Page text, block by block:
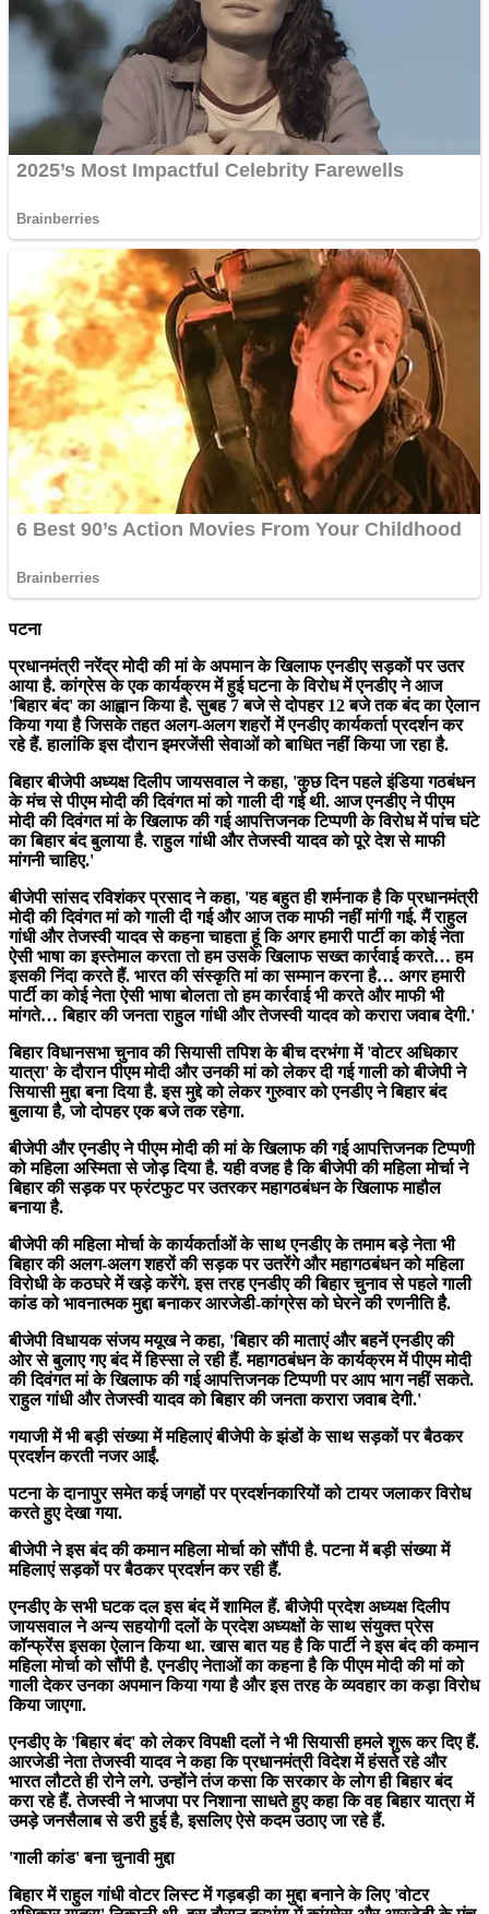
पटना
प्रधानमंत्री नरेंद्र मोदी की मां के अपमान के खिलाफ एनडीए सड़कों पर उतर
आया है. कांग्रेस के एक कार्यक्रम में हुई घटना के विरोध में एनडीए ने आज
'बिहार बंद' का आह्वान किया है. सुबह 7 बजे से दोपहर 12 बजे तक बंद का ऐलान
किया गया है जिसके तहत अलग-अलग शहरों में एनडीए कार्यकर्ता प्रदर्शन कर
रहे हैं. हालांकि इस दौरान इमरजेंसी सेवाओं को बाधित नहीं किया जा रहा है.
बिहार बीजेपी अध्यक्ष दिलीप जायसवाल ने कहा, 'कुछ दिन पहले इंडिया गठबंधन
के मंच से पीएम मोदी की दिवंगत मां को गाली दी गई थी. आज एनडीए ने पीएम
मोदी की दिवंगत मां के खिलाफ की गई आपत्तिजनक टिप्पणी के विरोध में पांच घंटे
का बिहार बंद बुलाया है. राहुल गांधी और तेजस्वी यादव को पूरे देश से माफी
मांगनी चाहिए.'
बीजेपी सांसद रविशंकर प्रसाद ने कहा, 'यह बहुत ही शर्मनाक है कि प्रधानमंत्री
मोदी की दिवंगत मां को गाली दी गई और आज तक माफी नहीं मांगी गई. मैं राहुल
गांधी और तेजस्वी यादव से कहना चाहता हूं कि अगर हमारी पार्टी का कोई नेता
ऐसी भाषा का इस्तेमाल करता तो हम उसके खिलाफ सख्त कार्रवाई करते… हम
इसकी निंदा करते हैं. भारत की संस्कृति मां का सम्मान करना है… अगर हमारी
पार्टी का कोई नेता ऐसी भाषा बोलता तो हम कार्रवाई भी करते और माफी भी
मांगते… बिहार की जनता राहुल गांधी और तेजस्वी यादव को करारा जवाब देगी.'
बिहार विधानसभा चुनाव की सियासी तपिश के बीच दरभंगा में 'वोटर अधिकार
यात्रा' के दौरान पीएम मोदी और उनकी मां को लेकर दी गई गाली को बीजेपी ने
सियासी मुद्दा बना दिया है. इस मुद्दे को लेकर गुरुवार को एनडीए ने बिहार बंद
बुलाया है, जो दोपहर एक बजे तक रहेगा.
बीजेपी और एनडीए ने पीएम मोदी की मां के खिलाफ की गई आपत्तिजनक टिप्पणी
को महिला अस्मिता से जोड़ दिया है. यही वजह है कि बीजेपी की महिला मोर्चा ने
बिहार की सड़क पर फ्रंटफुट पर उतरकर महागठबंधन के खिलाफ माहौल
बनाया है.
बीजेपी की महिला मोर्चा के कार्यकर्ताओं के साथ एनडीए के तमाम बड़े नेता भी
बिहार की अलग-अलग शहरों की सड़क पर उतरेंगे और महागठबंधन को महिला
विरोधी के कठघरे में खड़े करेंगे. इस तरह एनडीए की बिहार चुनाव से पहले गाली
कांड को भावनात्मक मुद्दा बनाकर आरजेडी-कांग्रेस को घेरने की रणनीति है.
बीजेपी विधायक संजय मयूख ने कहा, 'बिहार की माताएं और बहनें एनडीए की
ओर से बुलाए गए बंद में हिस्सा ले रही हैं. महागठबंधन के कार्यक्रम में पीएम मोदी
की दिवंगत मां के खिलाफ की गई आपत्तिजनक टिप्पणी पर आप भाग नहीं सकते.
राहुल गांधी और तेजस्वी यादव को बिहार की जनता करारा जवाब देगी.'
गयाजी में भी बड़ी संख्या में महिलाएं बीजेपी के झंडों के साथ सड़कों पर बैठकर
प्रदर्शन करती नजर आईं.
पटना के दानापुर समेत कई जगहों पर प्रदर्शनकारियों को टायर जलाकर विरोध
करते हुए देखा गया.
बीजेपी ने इस बंद की कमान महिला मोर्चा को सौंपी है. पटना में बड़ी संख्या में
महिलाएं सड़कों पर बैठकर प्रदर्शन कर रही हैं.
एनडीए के सभी घटक दल इस बंद में शामिल हैं. बीजेपी प्रदेश अध्यक्ष दिलीप
जायसवाल ने अन्य सहयोगी दलों के प्रदेश अध्यक्षों के साथ संयुक्त प्रेस
कॉन्फ्रेंस इसका ऐलान किया था. खास बात यह है कि पार्टी ने इस बंद की कमान
महिला मोर्चा को सौंपी है. एनडीए नेताओं का कहना है कि पीएम मोदी की मां को
गाली देकर उनका अपमान किया गया है और इस तरह के व्यवहार का कड़ा विरोध
किया जाएगा.
एनडीए के 'बिहार बंद' को लेकर विपक्षी दलों ने भी सियासी हमले शुरू कर दिए हैं.
आरजेडी नेता तेजस्वी यादव ने कहा कि प्रधानमंत्री विदेश में हंसते रहे और
भारत लौटते ही रोने लगे. उन्होंने तंज कसा कि सरकार के लोग ही बिहार बंद
करा रहे हैं. तेजस्वी ने भाजपा पर निशाना साधते हुए कहा कि वह बिहार यात्रा में
उमड़े जनसैलाब से डरी हुई है, इसलिए ऐसे कदम उठाए जा रहे हैं.
'गाली कांड' बना चुनावी मुद्दा
बिहार में राहुल गांधी वोटर लिस्ट में गड़बड़ी का मुद्दा बनाने के लिए 'वोटर